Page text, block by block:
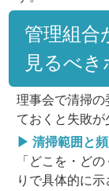
管理組合
見るべき
理事会で清掃の
ておくと失敗が
▶ 清掃範囲と
「どこを・ど
りで具体的に